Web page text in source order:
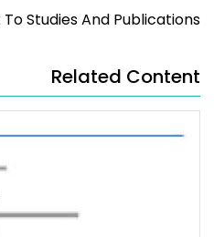
To Studies And Publications
Related Content